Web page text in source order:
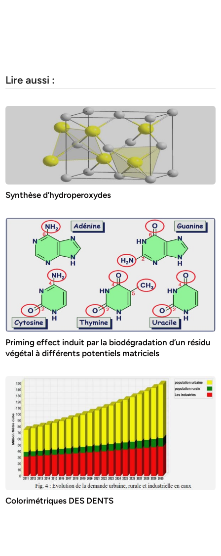
Lire aussi :
Synthèse d’hydroperoxydes
Priming effect induit par la biodégradation d’un résidu
végétal à différents potentiels matriciels
Colorimétriques DES DENTS